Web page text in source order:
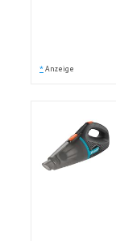
* Anzeige